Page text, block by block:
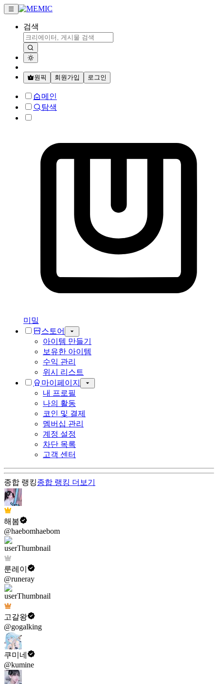
검색
원픽 회원가입 로그인
메인
탐색
미밐
스토어
아이템 만들기
보유한 아이템
수익 관리
위시 리스트
마이페이지
내 프로필
나의 활동
코인 및 결제
멤버십 관리
계정 설정
차단 목록
고객 센터
종합 랭킹종합 랭킹 더보기
해봄
@haebomhaebom
룬레이
@runeray
고갈왕
@gogalking
쿠미네
@kumine